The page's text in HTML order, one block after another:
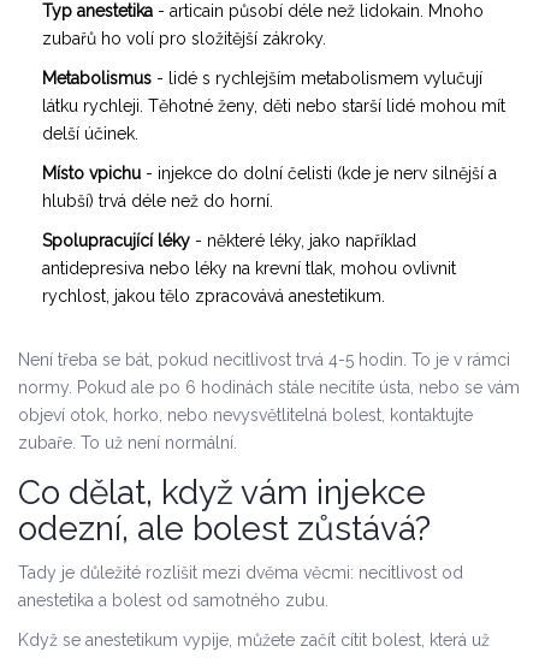
Typ anestetika - articain působí déle než lidokain. Mnoho
zubařů ho volí pro složitější zákroky.
Metabolismus - lidé s rychlejším metabolismem vylučují
látku rychleji. Těhotné ženy, děti nebo starší lidé mohou mít
delší účinek.
Místo vpichu - injekce do dolní čelisti (kde je nerv silnější a
hlubší) trvá déle než do horní.
Spolupracující léky - některé léky, jako například
antidepresiva nebo léky na krevní tlak, mohou ovlivnit
rychlost, jakou tělo zpracovává anestetikum.
Není třeba se bát, pokud necitlivost trvá 4-5 hodin. To je v rámci
normy. Pokud ale po 6 hodinách stále necítíte ústa, nebo se vám
objeví otok, horko, nebo nevysvětlitelná bolest, kontaktujte
zubaře. To už není normální.
Co dělat, když vám injekce
odezní, ale bolest zůstává?
Tady je důležité rozlišit mezi dvěma věcmi: necitlivost od
anestetika a bolest od samotného zubu.
Když se anestetikum vypije, můžete začít cítit bolest, která už